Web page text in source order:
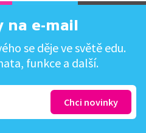
na e-mail
se děje ve světě edu.
funkce a další.